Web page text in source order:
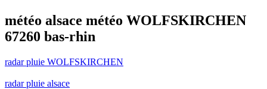
alsace
carte
météo
météo
météo alsace météo WOLFSKIRCHEN
67260 bas-rhin
radar pluie WOLFSKIRCHEN
radar pluie alsace